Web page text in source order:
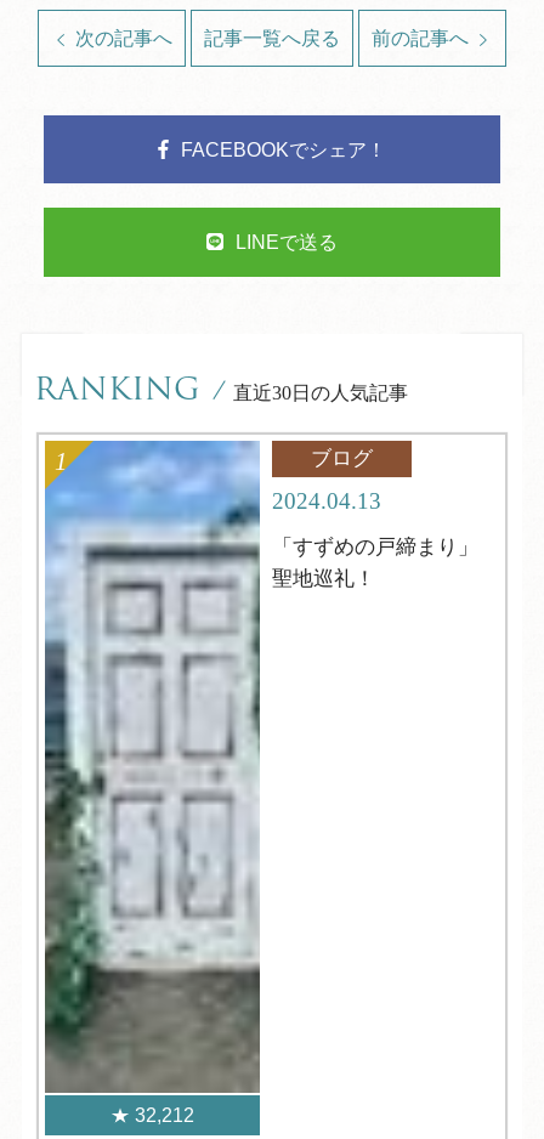
次の記事へ 記事一覧へ戻る 前の記事へ
FACEBOOKでシェア！
LINEで送る
RANKING / 直近30日の人気記事
32,212
ブログ
2024.04.13
「すずめの戸締まり」
聖地巡礼！